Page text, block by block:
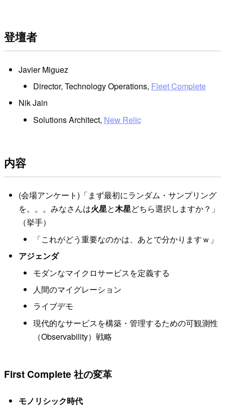
登壇者
Javier Miguez
Director, Technology Operations, Fleet Complete
Nik Jain
Solutions Architect, New Relic
内容
(会場アンケート)「まず最初にランダム・サンプリング
を。。。みなさんは火星と木星どちら選択しますか？」
（挙手）
「これがどう重要なのかは、あとで分かりますｗ」
アジェンダ
モダンなマイクロサービスを定義する
人間のマイグレーション
ライブデモ
現代的なサービスを構築・管理するための可観測性
（Observability）戦略
First Complete 社の変革
モノリシック時代